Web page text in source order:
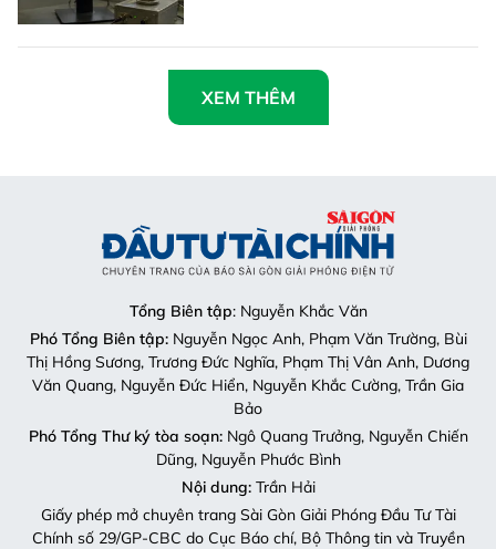
XEM THÊM
Tổng Biên tập: Nguyễn Khắc Văn
Phó Tổng Biên tập:Nguyễn Ngọc Anh, Phạm Văn Trường, Bùi
Thị Hồng Sương, Trương Đức Nghĩa, Phạm Thị Vân Anh, Dương
Văn Quang, Nguyễn Đức Hiển, Nguyễn Khắc Cường, Trần Gia
Bảo
Phó Tổng Thư ký tòa soạn:Ngô Quang Trưởng, Nguyễn Chiến
Dũng, Nguyễn Phước Bình
Nội dung:Trần Hải
Giấy phép mở chuyên trang Sài Gòn Giải Phóng Đầu Tư Tài
Chính số 29/GP-CBC do Cục Báo chí, Bộ Thông tin và Truyền